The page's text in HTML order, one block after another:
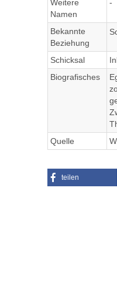
Weitere
Namen
-
Bekannte
Beziehung
Schicksal
Biografisches
Quelle
teilen